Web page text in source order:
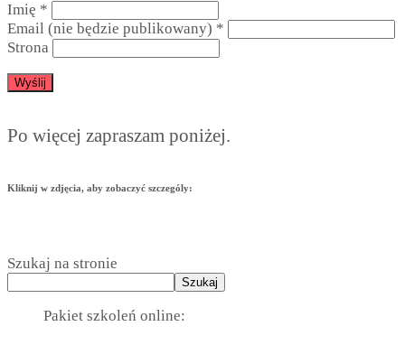
Imię *
Email (nie będzie publikowany) *
Strona
Po więcej zapraszam poniżej.
Kliknij w zdjęcia, aby zobaczyć szczególy:
Szukaj na stronie
Szukaj
Pakiet szkoleń online: